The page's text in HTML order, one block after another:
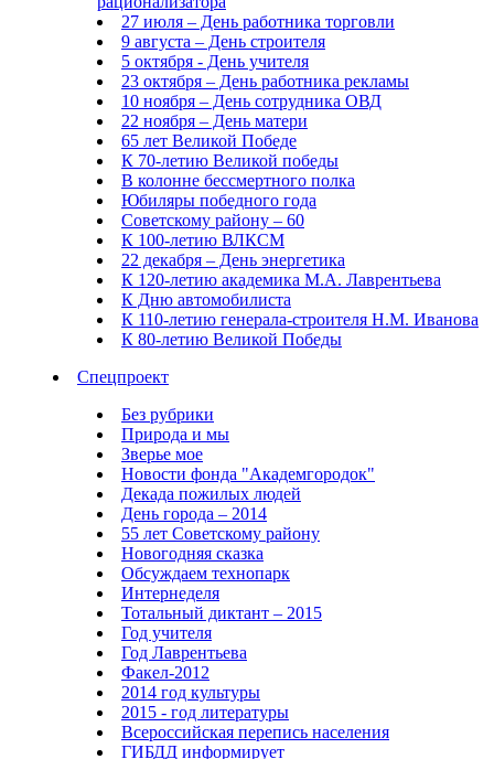
27 июля – День работника торговли
9 августа – День строителя
5 октября - День учителя
23 октября – День работника рекламы
10 ноября – День сотрудника ОВД
22 ноября – День матери
65 лет Великой Победе
К 70-летию Великой победы
В колонне бессмертного полка
Юбиляры победного года
Советскому району – 60
К 100-летию ВЛКСМ
22 декабря – День энергетика
К 120-летию академика М.А. Лаврентьева
К Дню автомобилиста
К 110-летию генерала-строителя Н.М. Иванова
К 80-летию Великой Победы
Спецпроект
Без рубрики
Природа и мы
Зверье мое
Новости фонда "Академгородок"
Декада пожилых людей
День города – 2014
55 лет Советскому району
Новогодняя сказка
Обсуждаем технопарк
Интернеделя
Тотальный диктант – 2015
Год учителя
Год Лаврентьева
Факел-2012
2014 год культуры
2015 - год литературы
Всероссийская перепись населения
ГИБДД информирует